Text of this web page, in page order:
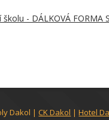
- DÁLKOVÁ FORMA
Dakol |CK Dakol |Hotel